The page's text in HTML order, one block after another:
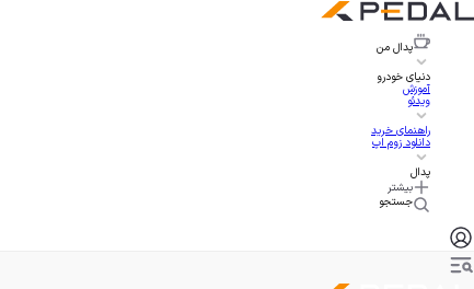
پدال من
دنیای خودرو
آموزش
ویدئو
راهنمای خرید
دانلود زوم اپ
پدال
بیشتر
جستجو